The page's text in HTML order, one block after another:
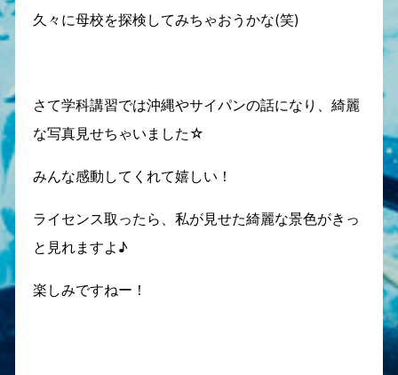
久々に母校を探検してみちゃおうかな(笑)
さて学科講習では沖縄やサイパンの話になり、綺麗
な写真見せちゃいました☆
みんな感動してくれて嬉しい！
ライセンス取ったら、私が見せた綺麗な景色がきっ
と見れますよ♪
楽しみですねー！